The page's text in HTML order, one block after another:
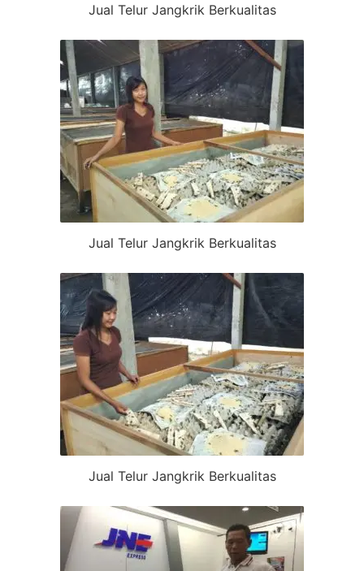
Jual Telur Jangkrik Berkualitas
Jual Telur Jangkrik Berkualitas
Jual Telur Jangkrik Berkualitas